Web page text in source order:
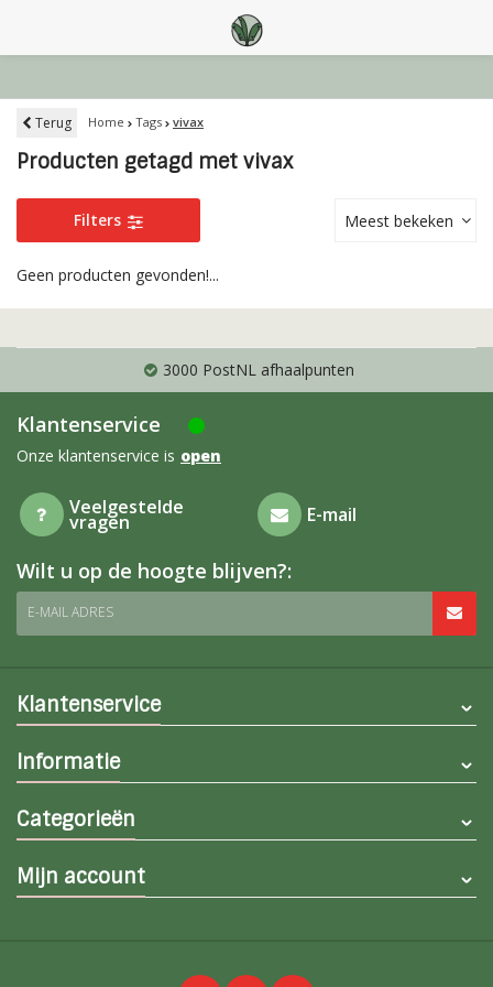
Terug Home Tags vivax
Producten getagd met vivax
Filters Meest bekeken
Geen producten gevonden!...
3000 PostNL afhaalpunten
Klantenservice
Onze klantenservice is open
Veelgestelde
vragen E-mail
Wilt u op de hoogte blijven?:
E-MAIL ADRES
Klantenservice
Informatie
Categorieën
Mijn account